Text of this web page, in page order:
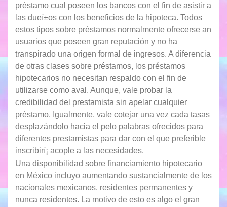
préstamo cual poseen los bancos con el fin de asistir a
las dueí±os con los beneficios de la hipoteca. Todos
estos tipos sobre préstamos normalmente ofrecerse an
usuarios que poseen gran reputación y no ha
transpirado una origen formal de ingresos. A diferencia
de otras clases sobre préstamos, los préstamos
hipotecarios no necesitan respaldo con el fin de
utilizarse como aval. Aunque, vale probar la
credibilidad del prestamista sin apelar cualquier
préstamo. Igualmente, vale cotejar una vez cada tasas
desplazándolo hacia el pelo palabras ofrecidos para
diferentes prestamistas para dar con el que preferible
inscribirí¡ acople a las necesidades.
Una disponibilidad sobre financiamiento hipotecario
en México incluyo aumentando sustancialmente de los
nacionales mexicanos, residentes permanentes y
nunca residentes. La motivo de esto es algo el gran